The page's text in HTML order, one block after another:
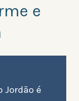
e
Jordão é